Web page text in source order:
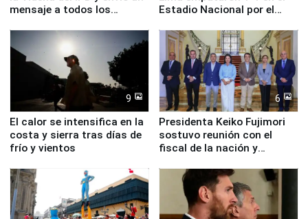
mensaje a todos los
Estadio Nacional por el
9
El calor se intensifica en la
costa y sierra tras días de
frío y vientos
6
Presidenta Keiko Fujimori
sostuvo reunión con el
fiscal de la nación y